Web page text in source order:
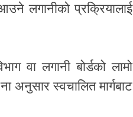
लगानीको प्रक्रियालाई
वा लगानी बोर्डको लामो
अनुसार स्वचालित मार्गबाट